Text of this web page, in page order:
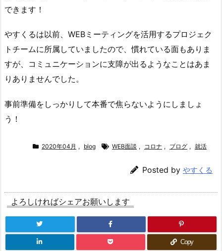
できます！
やすくるは以前、WEBミーティングを活用するプロジェク
トチームに所属していましたので、慣れている面もありま
すが、コミュニケーションに支障が出るようなことはあま
りありませんでした。
事前準備をしっかりして本番で焦らないようにしましょ
う！
2020年04月 , blog WEB面談 , コロナ , ブログ , 就活
Posted by やすくる
よろしければシェアお願いします
Copy